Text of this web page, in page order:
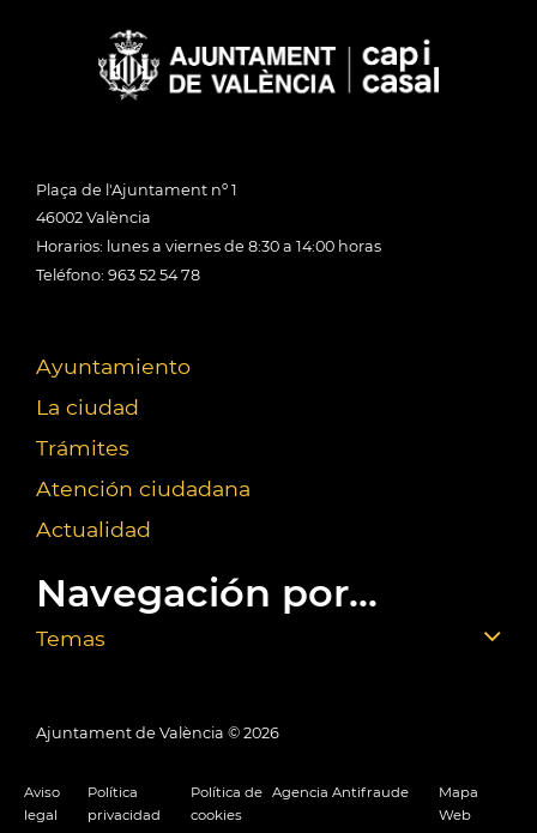
Plaça de l'Ajuntament nº 1
46002 València
Horarios: lunes a viernes de 8:30 a 14:00 horas
Teléfono: 963 52 54 78
Ayuntamiento
La ciudad
Trámites
Atención ciudadana
Actualidad
Navegación por...
Temas
Ajuntament de València © 2026
Aviso
legal
Política
privacidad
Política de
cookies
Agencia Antifraude
Mapa
Web